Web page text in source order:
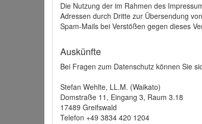
Die Nutzung der im Rahmen des
Adressen durch Dritte zur Übersendung
Spam-Mails bei Verstößen gegen dieses
Auskünfte
Bei Fragen zum Datenschutz können Sie
Stefan Wehlte, LL.M. (Waikato)
Domstraße 11, Eingang 3, Raum 3.18
17489 Greifswald
Telefon +49 3834 420 1204